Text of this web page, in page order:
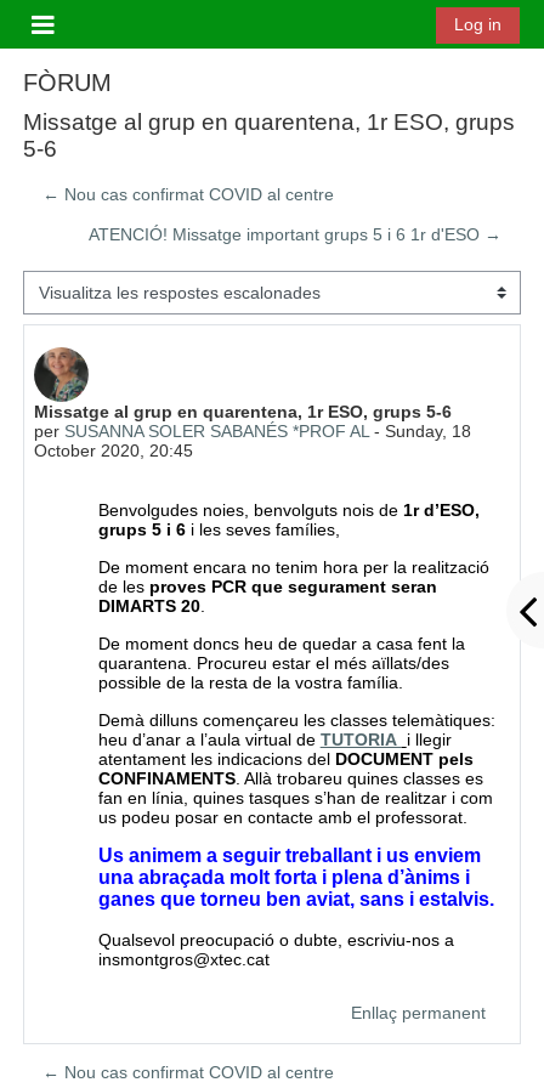
Panell lateral
Log in
FÒRUM
Missatge al grup en quarentena, 1r ESO, grups
5-6
← Nou cas confirmat COVID al centre
ATENCIÓ! Missatge important grups 5 i 6 1r d'ESO →
Mode de visualització
Missatge al grup en quarentena, 1r ESO, grups 5-6
per SUSANNA SOLER SABANÉS *PROF AL -Sunday, 18
October 2020, 20:45
Nombre de respostes: 0
Benvolgudes noies, benvolguts nois de 1r d’ESO,
grups 5 i 6i les seves famílies,
De moment encara no tenim hora per la realització
de les proves PCR que segurament seran
DIMARTS 20.
De moment doncs heu de quedar a casa fent la
quarantena. Procureu estar el més aïllats/des
possible de la resta de la vostra família.
Demà dilluns començareu les classes telemàtiques:
heu d’anar a l’aula virtual de TUTORIA i llegir
atentament les indicacions del DOCUMENT pels
CONFINAMENTS. Allà trobareu quines classes es
fan en línia, quines tasques s’han de realitzar i com
us podeu posar en contacte amb el professorat.
Us animem a seguir treballant i us enviem
una abraçada molt forta i plena d’ànims i
ganes que torneu ben aviat, sans i estalvis.
Qualsevol preocupació o dubte, escriviu-nos a
insmontgros@xtec.cat
Enllaç permanent
← Nou cas confirmat COVID al centre